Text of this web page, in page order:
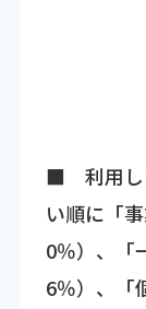
■ 利用し
い順に「
0％）、「
6％）、「